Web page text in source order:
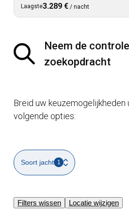
Laagste3.289 € / nacht
Neem de
zoekopdracht
Breid uw keuzemogelijkheden
volgende opties:
Soort jacht 1
Filters wissen Locatie wijzigen